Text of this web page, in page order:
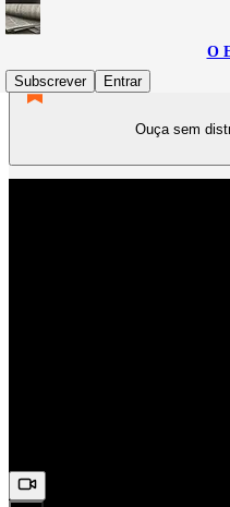
O
Subscrever
Entrar
Ouça sem